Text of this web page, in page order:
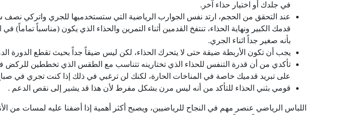
في جلدك أو اختيار حذاء آخر.
عند التحقق من الحجم، ارتد نفس الجوارب الرياضية التي ستستخدميها للجري واتركي نصف
قدمك الكبير ونهاية الحذاء، تنتفخ القدمين أثناء التمرين والحذاء الذي يكون (مناسباً
بأنه صغير جداً اثناء الجري.
يجب أن تكون الأربطة ضيقة حتى لا يتحرك الحذاء، لكن ليس ضيقاً جداً بحيث تقطع الدورة
تأكدي من أن قدرة التنفس للحذاء الذي تختارينه تتناسب مع الطقس الذي تخططين للركض
على تبريد قدميك خاصة في المناخات الحارة، لكنك لن ترغبي في ذلك إذا كنت تجري في صباح
قومي بثني الحذاء للتأكد من أنه ليس مرن بشكل مفرط لأن هذا قد يشير إلى نقص الدعم .
اللباس الرياضي عنصر مهم في النجاح للرياضيين، ويصبح أكثر أهمية إذا أضفنا عليه لمسات من